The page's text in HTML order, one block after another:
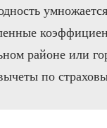
районе или
по